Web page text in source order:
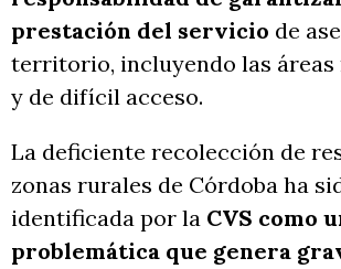
prestación del servicio de
territorio, incluyendo las áreas
y de difícil acceso.
La deficiente recolección de
zonas rurales de Córdoba ha
identificada por la CVS como
problemática que genera